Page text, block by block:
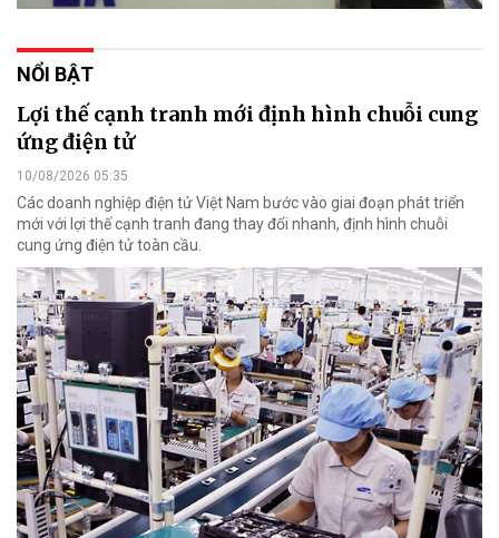
NỔI BẬT
Lợi thế cạnh tranh mới định hình chuỗi cung
ứng điện tử
10/08/2026 05:35
Các doanh nghiệp điện tử Việt Nam bước vào giai đoạn phát triển
mới với lợi thế cạnh tranh đang thay đổi nhanh, định hình chuỗi
cung ứng điện tử toàn cầu.